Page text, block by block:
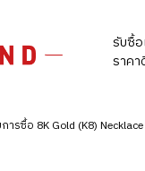
รับซื้อ
ราคา
ารซื้อ 8K Gold (K8) Necklace